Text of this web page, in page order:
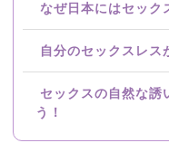
なぜ日本にはセック
自分のセックスレス
セックスの自然な誘
う！